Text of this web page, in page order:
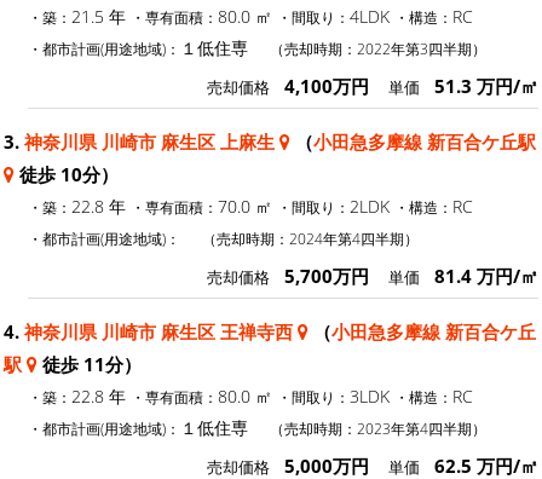
・築： 21.5 年 ・専有面積： 80.0 ㎡ ・間取り： 4LDK ・構造： RC
・都市計画(用途地域)： １低住専 （売却時期：2022年第3四半期）
売却価格 4,100万円 単価 51.3 万円/㎡
3. 神奈川県 川崎市 麻生区 上麻生 （小田急多摩線 新百合ケ丘駅
徒歩 10分）
・築： 22.8 年 ・専有面積： 70.0 ㎡ ・間取り： 2LDK ・構造： RC
・都市計画(用途地域)： （売却時期：2024年第4四半期）
売却価格 5,700万円 単価 81.4 万円/㎡
4. 神奈川県 川崎市 麻生区 王禅寺西 （小田急多摩線 新百合ケ丘
駅
徒歩 11分）
・築： 22.8 年 ・専有面積： 80.0 ㎡ ・間取り： 3LDK ・構造： RC
・都市計画(用途地域)： １低住専 （売却時期：2023年第4四半期）
売却価格 5,000万円 単価 62.5 万円/㎡